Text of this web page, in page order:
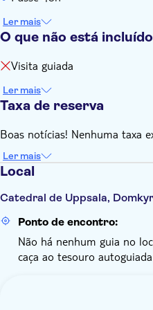
Ler mais
O que não está incluído
Visita guiada
Ler mais
Taxa de reserva
Boas notícias! Nenhuma taxa
Ler mais
Local
Catedral de Uppsala,
Ponto de encontro:
Não há nenhum guia no
caça ao tesouro